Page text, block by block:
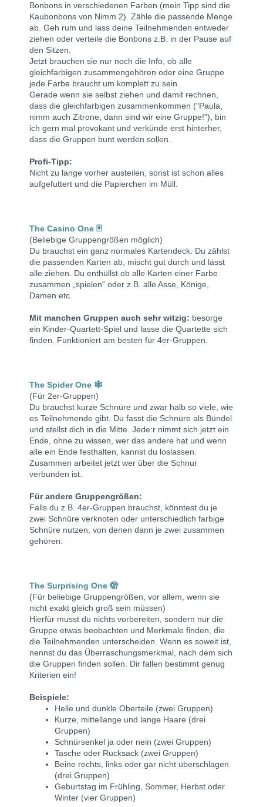
Bonbons in verschiedenen Farben (mein Tipp sind die
Kaubonbons von Nimm 2). Zähle die passende Menge
ab. Geh rum und lass deine Teilnehmenden entweder
ziehen oder verteile die Bonbons z.B. in der Pause auf
den Sitzen.
Jetzt brauchen sie nur noch die Info, ob alle
gleichfarbigen zusammengehören oder eine Gruppe
jede Farbe braucht um komplett zu sein.
Gerade wenn sie selbst ziehen und damit rechnen,
dass die gleichfarbigen zusammenkommen ("Paula,
nimm auch Zitrone, dann sind wir eine Gruppe!"), bin
ich gern mal provokant und verkünde erst hinterher,
dass die Gruppen bunt werden sollen.
Profi-Tipp:
Nicht zu lange vorher austeilen, sonst ist schon alles
aufgefuttert und die Papierchen im Müll.
The Casino One 🃏
(Beliebige Gruppengrößen möglich)
Du brauchst ein ganz normales Kartendeck. Du zählst
die passenden Karten ab, mischt gut durch und lässt
alle ziehen. Du enthüllst ob alle Karten einer Farbe
zusammen „spielen“ oder z.B. alle Asse, Könige,
Damen etc.
Mit manchen Gruppen auch sehr witzig: besorge
ein Kinder-Quartett-Spiel und lasse die Quartette sich
finden. Funktioniert am besten für 4er-Gruppen.
The Spider One 🕸
(Für 2er-Gruppen)
Du brauchst kurze Schnüre und zwar halb so viele, wie
es Teilnehmende gibt. Du fasst die Schnüre als Bündel
und stellst dich in die Mitte. Jede:r nimmt sich jetzt ein
Ende, ohne zu wissen, wer das andere hat und wenn
alle ein Ende festhalten, kannst du loslassen.
Zusammen arbeitet jetzt wer über die Schnur
verbunden ist.
Für andere Gruppengrößen:
Falls du z.B. 4er-Gruppen brauchst, könntest du je
zwei Schnüre verknoten oder unterschiedlich farbige
Schnüre nutzen, von denen dann je zwei zusammen
gehören.
The Surprising One 🫣
(Für beliebige Gruppengrößen, vor allem, wenn sie
nicht exakt gleich groß sein müssen)
Hierfür musst du nichts vorbereiten, sondern nur die
Gruppe etwas beobachten und Merkmale finden, die
die Teilnehmenden unterscheiden. Wenn es soweit ist,
nennst du das Überraschungsmerkmal, nach dem sich
die Gruppen finden sollen. Dir fallen bestimmt genug
Kriterien ein!
Beispiele:
Helle und dunkle Oberteile (zwei Gruppen)
Kurze, mittellange und lange Haare (drei
Gruppen)
Schnürsenkel ja oder nein (zwei Gruppen)
Tasche oder Rucksack (zwei Gruppen)
Beine rechts, links oder gar nicht überschlagen
(drei Gruppen)
Geburtstag im Frühling, Sommer, Herbst oder
Winter (vier Gruppen)